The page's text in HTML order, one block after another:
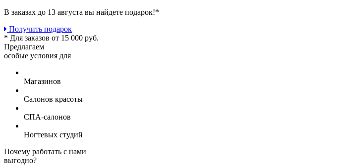
В заказах до 13 августа вы найдете подарок!*
Получить подарок
* Для заказов от 15 000 руб.
Предлагаем
особые условия для
Магазинов
Салонов красоты
СПА-салонов
Ногтевых студий
Почему работать с нами
выгодно?